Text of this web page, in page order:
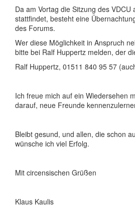
Da am Vortag die Sitzung des VDCU
stattfindet, besteht eine
des Forums.
Wer diese Möglichkeit in Anspruch
bitte bei Ralf Huppertz melden, der
Ralf Huppertz, 01511 840 95 57
Ich freue mich auf ein Wiedersehen
darauf, neue Freunde
Bleibt gesund, und allen, die schon
wünsche ich viel Erfolg.
Mit circensischen Grüßen
Klaus Kaulis